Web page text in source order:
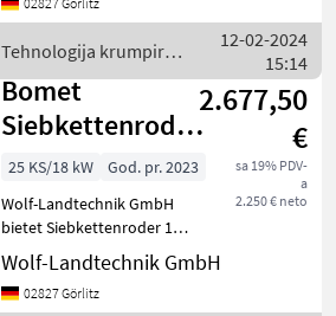
Wurzelgemüse Der
seitlichem Auswurf ist spezi
Tehnologija krumpira /
Bomet
12-02-2024
15:14
Bomet
Siebkettenroder
1 reihig PROFI-
Gerät | Kartoffel
2.677,50
€
sa 19% PDV-
a
2.250 € neto
25 KS/18 kW
God. pr. 2023
Wolf-Landtechnik GmbH
bietet Siebkettenroder 1
Reihig inkl. Gummischutz
an. Produktivität: 0, 1 ha/h
Gewicht : 245 Kg Abstand
Wolf-Landtechnik GmbH
02827 Görlitz